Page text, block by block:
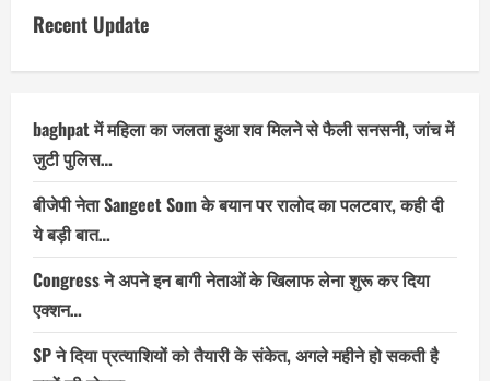
Recent Update
baghpat में महिला का जलता हुआ शव मिलने से फैली सनसनी, जांच में
जुटी पुलिस…
बीजेपी नेता Sangeet Som के बयान पर रालोद का पलटवार, कही दी
ये बड़ी बात…
Congress ने अपने इन बागी नेताओं के खिलाफ लेना शुरू कर दिया
एक्शन…
SP ने दिया प्रत्याशियों को तैयारी के संकेत, अगले महीने हो सकती है